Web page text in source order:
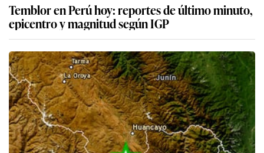
Temblor en Perú hoy: reportes de último minuto,
epicentro y magnitud según IGP